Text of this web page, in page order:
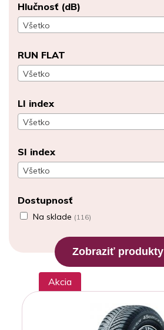
Hlučnosť (dB)
Všetko
RUN FLAT
Všetko
LI index
Všetko
SI index
Všetko
Dostupnosť
Na sklade (116)
Zobraziť produkty
Akcia